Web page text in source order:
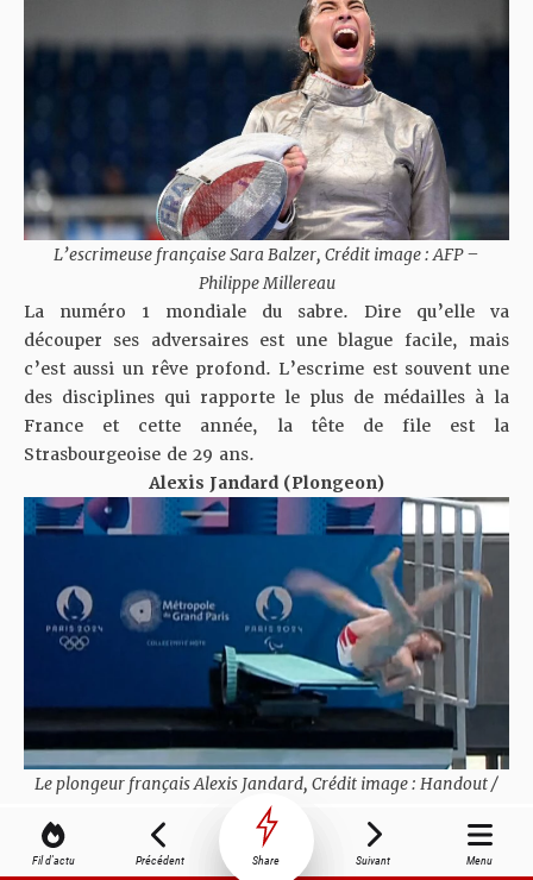
Fil d'actu Précédent Share Suivant Menu
L’escrimeuse française Sara Balzer, Crédit image : AFP –
Philippe Millereau
La numéro 1 mondiale du sabre. Dire qu’elle va
découper ses adversaires est une blague facile, mais
c’est aussi un rêve profond. L’escrime est souvent une
des disciplines qui rapporte le plus de médailles à la
France et cette année, la tête de file est la
Strasbourgeoise de 29 ans.
Alexis Jandard (Plongeon)
Le plongeur français Alexis Jandard, Crédit image : Handout /
Metropole du Grand Paris/AFP/
Pour nous, il a déjà gagné. Ce reportage avec la
Fédération Française de la Lose après sa glissade